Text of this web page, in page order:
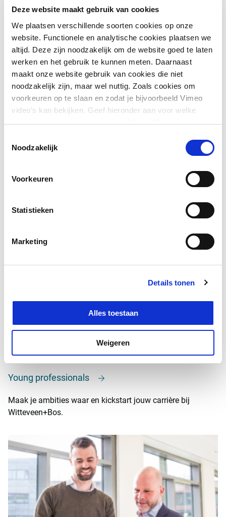
Deze website maakt gebruik van cookies
We plaatsen verschillende soorten cookies op onze
website. Functionele en analytische cookies plaatsen we
altijd. Deze zijn noodzakelijk om de website goed te laten
werken en het gebruik te kunnen meten. Daarnaast
maakt onze website gebruik van cookies die niet
noodzakelijk zijn, maar wel nuttig. Zoals cookies om
voorkeuren op te slaan en zodat je bijvoorbeeld Vimeo
video’s kan bekijken. Geef hieronder aan voor welke
cookies je toestemming geeft en klik op ‘Selectie
akkoord met het plaatsen van alle cookies.
Meer over
Noodzakelijk
Voorkeuren
Statistieken
Marketing
Details tonen
Alles toestaan
Weigeren
Studenten
Ontdek je talenten en zet je kennis in tijdens een stage- of
Young professionals
Maak je ambities waar en kickstart jouw carrière bij
Witteveen+Bos.